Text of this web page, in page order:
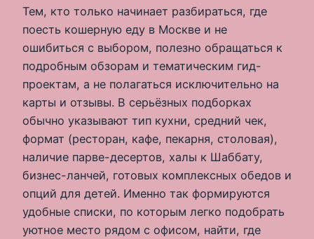
Тем, кто только начинает разбираться, где
поесть кошерную еду в Москве и не
ошибиться с выбором, полезно обращаться к
подробным обзорам и тематическим гид-
проектам, а не полагаться исключительно на
карты и отзывы. В серьёзных подборках
обычно указывают тип кухни, средний чек,
формат (ресторан, кафе, пекарня, столовая),
наличие парве-десертов, халы к Шаббату,
бизнес-ланчей, готовых комплексных обедов и
опций для детей. Именно так формируются
удобные списки, по которым легко подобрать
уютное место рядом с офисом, найти, где